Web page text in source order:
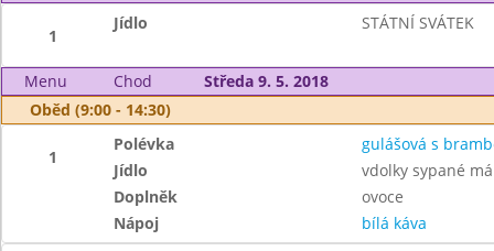
1
Jídlo STÁTNÍ SVÁTEK
Menu Chod
Středa 9. 5. 2018
Oběd (9:00 - 14:30)
1
Polévka
gulášová s
Jídlo
vdolky sypané
Doplněk
ovoce
Nápoj
bílá káva